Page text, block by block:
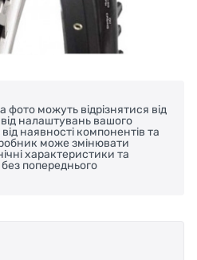
фото можуть відрізнятися від
налаштувань вашого
наявності компонентів та
може змінювати
характеристики та
попереднього